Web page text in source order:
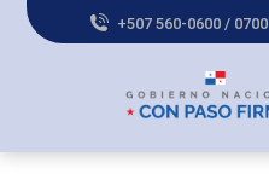
+507 560-0600 / 0700